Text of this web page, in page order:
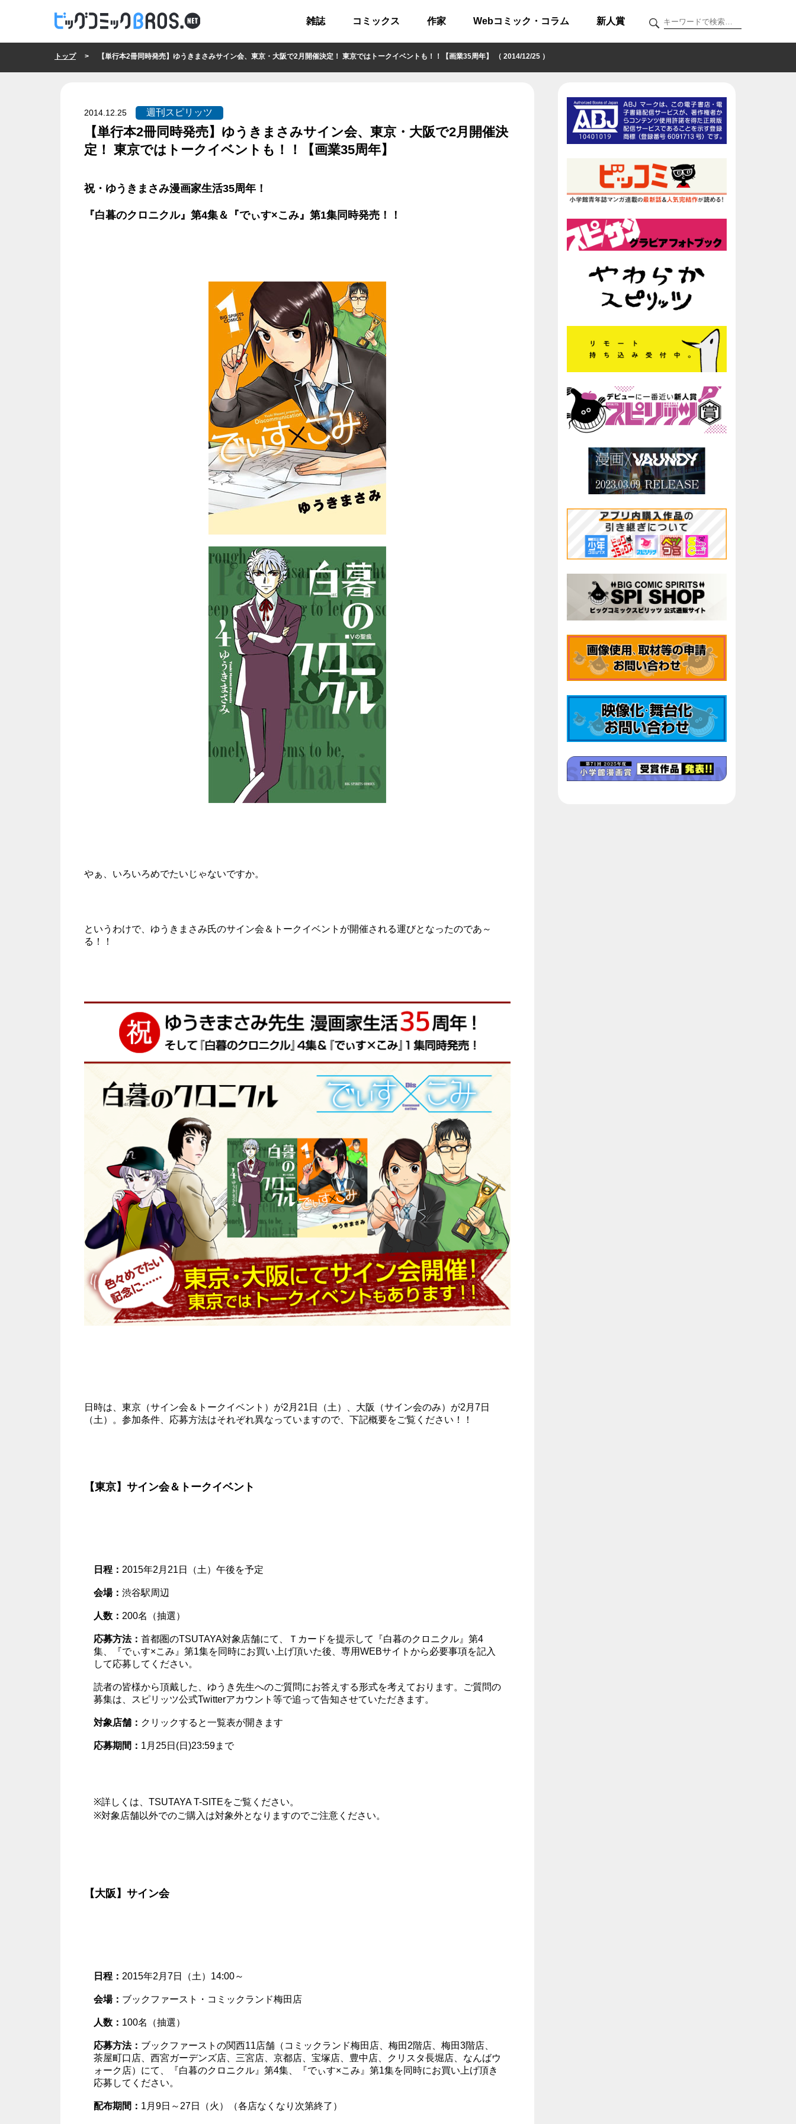
雑誌 コミックス 作家 Webコミック・コラム 新人賞
トップ> 【単行本2冊同時発売】ゆうきまさみサイン会、東京・大阪で2月開催決定！ 東京ではトークイベントも！！【画業35周年】 （ 2014/12/25 ）
週刊スピリッツ
2014.12.25
【単行本2冊同時発売】ゆうきまさみサイン会、東京・大阪で2月開催決
定！ 東京ではトークイベントも！！【画業35周年】
祝・ゆうきまさみ漫画家生活35周年！
『白暮のクロニクル』第4集＆『でぃす×こみ』第1集同時発売！！
やぁ、いろいろめでたいじゃないですか。
というわけで、ゆうきまさみ氏のサイン会＆トークイベントが開催される運びとなったのであ～
る！！
日時は、東京（サイン会＆トークイベント）が2月21日（土）、大阪（サイン会のみ）が2月7日
（土）。参加条件、応募方法はそれぞれ異なっていますので、下記概要をご覧ください！！
【東京】サイン会＆トークイベント
日程： 2015年2月21日（土）午後を予定
会場： 渋谷駅周辺
人数： 200名（抽選）
応募方法： 首都圏のTSUTAYA対象店舗にて、Ｔカードを提示して『白暮のクロニクル』第4
集、『でぃす×こみ』第1集を同時にお買い上げ頂いた後、専用WEBサイトから必要事項を記入
して応募してください。
読者の皆様から頂戴した、ゆうき先生へのご質問にお答えする形式を考えております。ご質問の
募集は、
スピリッツ公式Twitterアカウント 等で追って告知させていただきます。
対象店舗： クリックすると一覧表が開きます
応募期間： 1月25日(日)23:59まで
※詳しくは、 TSUTAYA T-SITEをご覧ください。
※対象店舗以外でのご購入は対象外となりますのでご注意ください。
【大阪】サイン会
日程： 2015年2月7日（土）14:00～
会場： ブックファースト・コミックランド梅田店
人数： 100名（抽選）
応募方法： ブックファーストの関西11店舗（コミックランド梅田店、梅田2階店、梅田3階店、
茶屋町口店、西宮ガーデンズ店、三宮店、京都店、宝塚店、豊中店、クリスタ長堀店、なんばウ
ォーク店）にて、『白暮のクロニクル』第4集、『でぃす×こみ』第1集を同時にお買い上げ頂き
応募してください。
配布期間： 1月9日～27日（火）（各店なくなり次第終了）